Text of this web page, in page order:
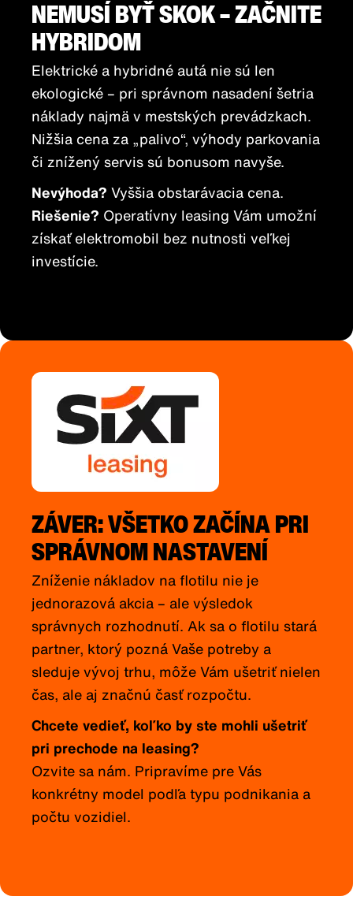
NEMUSÍ BYŤ SKOK – ZAČNITE
HYBRIDOM
Elektrické a hybridné autá nie sú len
ekologické – pri správnom nasadení šetria
náklady najmä v mestských prevádzkach.
Nižšia cena za „palivo“, výhody parkovania
či znížený servis sú bonusom navyše.
Nevýhoda? Vyššia obstarávacia cena.
Riešenie? Operatívny leasing Vám umožní
získať elektromobil bez nutnosti veľkej
investície.
ZÁVER: VŠETKO ZAČÍNA PRI
SPRÁVNOM NASTAVENÍ
Zníženie nákladov na flotilu nie je
jednorazová akcia – ale výsledok
správnych rozhodnutí. Ak sa o flotilu stará
partner, ktorý pozná Vaše potreby a
sleduje vývoj trhu, môže Vám ušetriť nielen
čas, ale aj značnú časť rozpočtu.
Chcete vedieť, koľko by ste mohli ušetriť
pri prechode na leasing?
Ozvite sa nám. Pripravíme pre Vás
konkrétny model podľa typu podnikania a
počtu vozidiel.